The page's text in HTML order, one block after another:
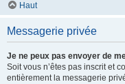
Haut
Messagerie privée
Je ne peux pas envoyer de
Soit vous n’êtes pas inscrit et
entièrement la messagerie